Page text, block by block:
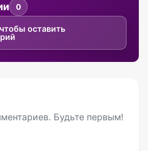
0
оставить
Будьте первым!